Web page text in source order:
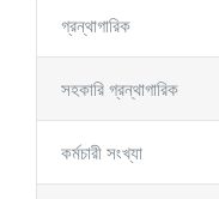
গ্রন্থাগারিক
সহকারি গ্রন্থাগারিক
কর্মচারী সংখ্যা